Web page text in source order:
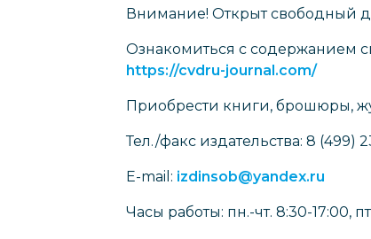
Внимание! Открыт свободный
Ознакомиться с содержанием
https://cvdru-journal.com/
Приобрести книги, брошюры,
Тел./факс издательства: 8 (499)
E-mail: izdinsob@yandex.ru
Часы работы: пн.-чт. 8:30-17:00,